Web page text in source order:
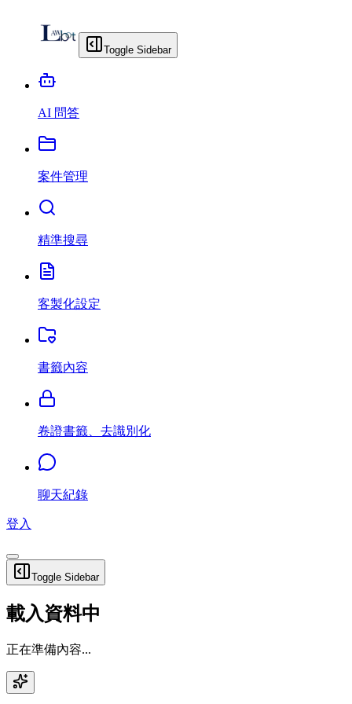
Toggle Sidebar
AI 問答
案件管理
精準搜尋
客製化設定
書籤內容
卷證書籤、去識別化
聊天紀錄
登入
Toggle Sidebar
載入資料中
正在準備內容...